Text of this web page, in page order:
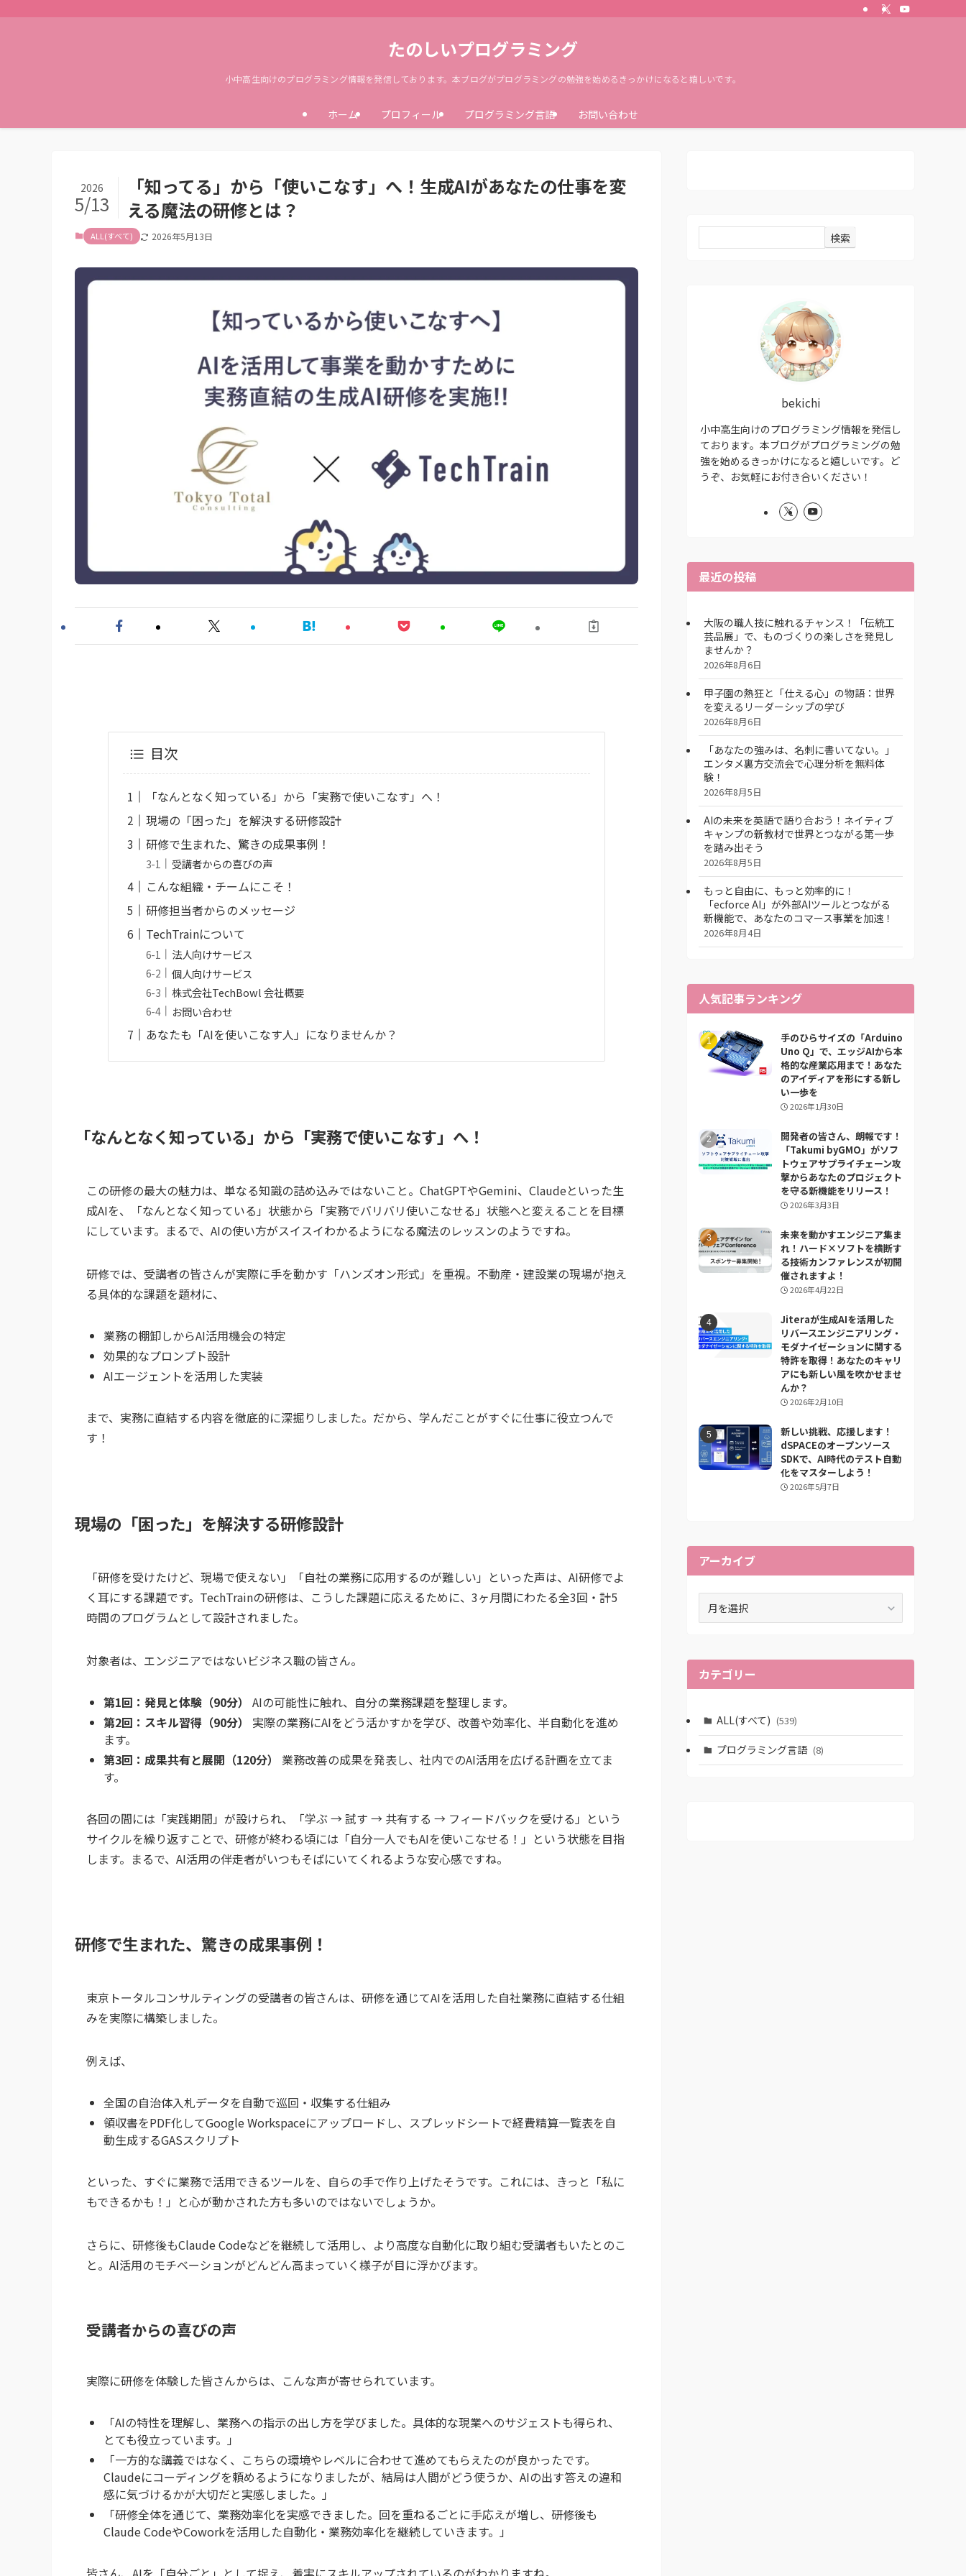
たのしいプログラミング
小中高生向けのプログラミング情報を発信しております。本ブログがプログラミングの勉強を始めるきっかけになると嬉しいです。
ホーム プロフィール プログラミング言語 お問い合わせ
「知ってる」から「使いこなす」へ！生成AIがあなたの仕事を変
える魔法の研修とは？
2026
5/13
ALL(すべて) 2026年5月13日
目次
「なんとなく知っている」から「実務で使いこなす」へ！
現場の「困った」を解決する研修設計
研修で生まれた、驚きの成果事例！
受講者からの喜びの声
こんな組織・チームにこそ！
研修担当者からのメッセージ
TechTrainについて
法人向けサービス
個人向けサービス
株式会社TechBowl 会社概要
お問い合わせ
あなたも「AIを使いこなす人」になりませんか？
「なんとなく知っている」から「実務で使いこなす」へ！
この研修の最大の魅力は、単なる知識の詰め込みではないこと。ChatGPTやGemini、Claudeといった生
成AIを、「なんとなく知っている」状態から「実務でバリバリ使いこなせる」状態へと変えることを目標
にしています。まるで、AIの使い方がスイスイわかるようになる魔法のレッスンのようですね。
研修では、受講者の皆さんが実際に手を動かす「ハンズオン形式」を重視。不動産・建設業の現場が抱え
る具体的な課題を題材に、
業務の棚卸しからAI活用機会の特定
効果的なプロンプト設計
AIエージェントを活用した実装
まで、実務に直結する内容を徹底的に深掘りしました。だから、学んだことがすぐに仕事に役立つんで
す！
現場の「困った」を解決する研修設計
「研修を受けたけど、現場で使えない」「自社の業務に応用するのが難しい」といった声は、AI研修でよ
く耳にする課題です。TechTrainの研修は、こうした課題に応えるために、3ヶ月間にわたる全3回・計5
時間のプログラムとして設計されました。
対象者は、エンジニアではないビジネス職の皆さん。
第1回：発見と体験（90分）
AIの可能性に触れ、自分の業務課題を整理します。
第2回：スキル習得（90分）
実際の業務にAIをどう活かすかを学び、改善や効率化、半自動化を進め
ます。
第3回：成果共有と展開（120分）
業務改善の成果を発表し、社内でのAI活用を広げる計画を立てま
す。
各回の間には「実践期間」が設けられ、「学ぶ → 試す → 共有する → フィードバックを受ける」という
サイクルを繰り返すことで、研修が終わる頃には「自分一人でもAIを使いこなせる！」という状態を目指
します。まるで、AI活用の伴走者がいつもそばにいてくれるような安心感ですね。
研修で生まれた、驚きの成果事例！
東京トータルコンサルティングの受講者の皆さんは、研修を通じてAIを活用した自社業務に直結する仕組
みを実際に構築しました。
例えば、
全国の自治体入札データを自動で巡回・収集する仕組み
領収書をPDF化してGoogle Workspaceにアップロードし、スプレッドシートで経費精算一覧表を自
動生成するGASスクリプト
といった、すぐに業務で活用できるツールを、自らの手で作り上げたそうです。これには、きっと「私に
もできるかも！」と心が動かされた方も多いのではないでしょうか。
さらに、研修後もClaude Codeなどを継続して活用し、より高度な自動化に取り組む受講者もいたとのこ
と。AI活用のモチベーションがどんどん高まっていく様子が目に浮かびます。
受講者からの喜びの声
実際に研修を体験した皆さんからは、こんな声が寄せられています。
「AIの特性を理解し、業務への指示の出し方を学びました。具体的な現業へのサジェストも得られ、
とても役立っています。」
「一方的な講義ではなく、こちらの環境やレベルに合わせて進めてもらえたのが良かったです。
Claudeにコーディングを頼めるようになりましたが、結局は人間がどう使うか、AIの出す答えの違和
感に気づけるかが大切だと実感しました。」
「研修全体を通じて、業務効率化を実感できました。回を重ねるごとに手応えが増し、研修後も
Claude CodeやCoworkを活用した自動化・業務効率化を継続していきます。」
検索
bekichi
小中高生向けのプログラミング情報を発信し
ております。本ブログがプログラミングの勉
強を始めるきっかけになると嬉しいです。ど
うぞ、お気軽にお付き合いください！
最近の投稿
大阪の職人技に触れるチャンス！「伝統工
芸品展」で、ものづくりの楽しさを発見し
ませんか？
2026年8月6日
甲子園の熱狂と「仕える心」の物語：世界
を変えるリーダーシップの学び
2026年8月6日
「あなたの強みは、名刺に書いてない。」
エンタメ裏方交流会で心理分析を無料体
験！
2026年8月5日
AIの未来を英語で語り合おう！ネイティブ
キャンプの新教材で世界とつながる第一歩
を踏み出そう
2026年8月5日
もっと自由に、もっと効率的に！
「ecforce AI」が外部AIツールとつながる
新機能で、あなたのコマース事業を加速！
2026年8月4日
人気記事ランキング
手のひらサイズの「Arduino
Uno Q」で、エッジAIから本
格的な産業応用まで！あなた
のアイディアを形にする新し
い一歩を
2026年1月30日
開発者の皆さん、朗報です！
「Takumi byGMO」がソフ
トウェアサプライチェーン攻
撃からあなたのプロジェクト
を守る新機能をリリース！
2026年3月3日
未来を動かすエンジニア集ま
れ！ハード×ソフトを横断す
る技術カンファレンスが初開
催されますよ！
2026年4月22日
Jiteraが生成AIを活用した
リバースエンジニアリング・
モダナイゼーションに関する
特許を取得！あなたのキャリ
アにも新しい風を吹かせませ
んか？
2026年2月10日
新しい挑戦、応援します！
dSPACEのオープンソース
SDKで、AI時代のテスト自動
化をマスターしよう！
2026年5月7日
アーカイブ
ブ
カテゴリー
ALL(すべて) (539)
プログラミング言語 (8)